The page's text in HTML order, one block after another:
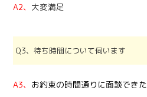
A2、 大変満足
Q3、待ち時間について伺います
A3、 お約束の時間通りに面談できた